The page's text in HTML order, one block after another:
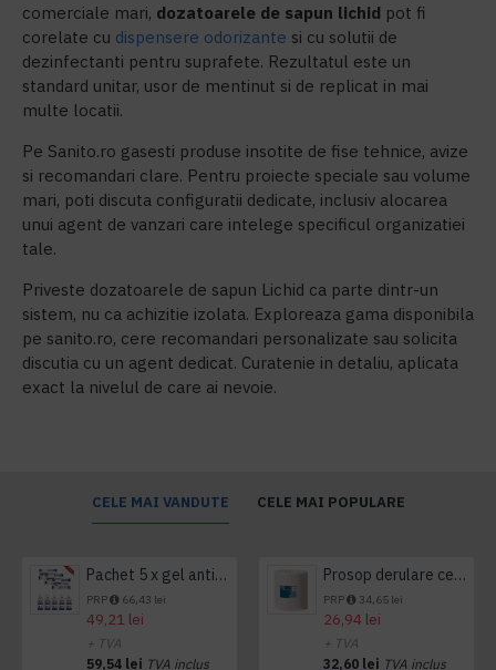
comerciale mari, dozatoarele de sapun lichid pot fi
corelate cu dispensere odorizante si cu solutii de
dezinfectanti pentru suprafete. Rezultatul este un
standard unitar, usor de mentinut si de replicat in mai
multe locatii.
Pe Sanito.ro gasesti produse insotite de fise tehnice, avize
si recomandari clare. Pentru proiecte speciale sau volume
mari, poti discuta configuratii dedicate, inclusiv alocarea
unui agent de vanzari care intelege specificul organizatiei
tale.
Priveste dozatoarele de sapun Lichid ca parte dintr-un
sistem, nu ca achizitie izolata. Exploreaza gama disponibila
pe sanito.ro, cere recomandari personalizate sau solicita
discutia cu un agent dedicat. Curatenie in detaliu, aplicata
exact la nivelul de care ai nevoie.
CELE MAI VANDUTE CELE MAI POPULARE
Pachet 5 x gel antibacterian 50ml si 3 x Servetele antibacteriene 48 buc Hygienium
PRP 66,43 lei
49,21 lei
+ TVA
59,54 lei TVA inclus
Prosop derulare centrala 1 pliu, 300 m Tork
PRP 34,65 lei
26,94 lei
+ TVA
32,60 lei TVA inclus